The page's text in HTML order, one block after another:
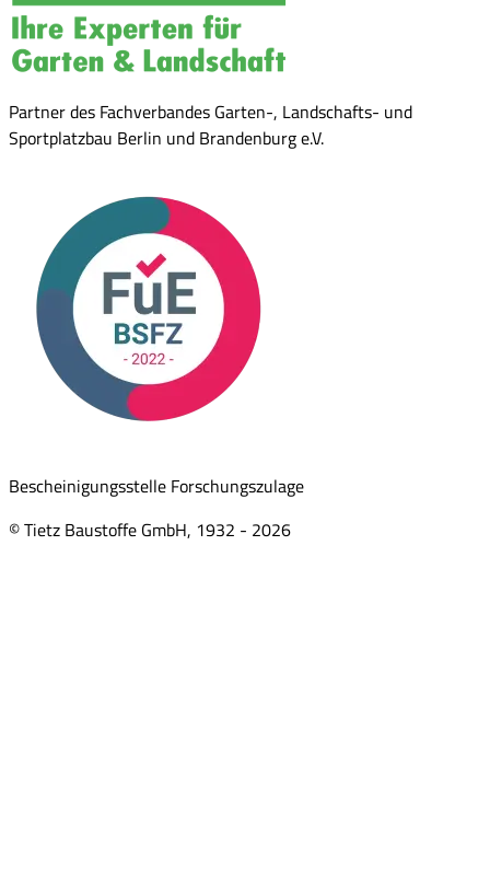
Partner des Fachverbandes Garten-, Landschafts- und
Sportplatzbau Berlin und Brandenburg e.V.
Bescheinigungsstelle Forschungszulage
© Tietz Baustoffe GmbH, 1932 - 2026